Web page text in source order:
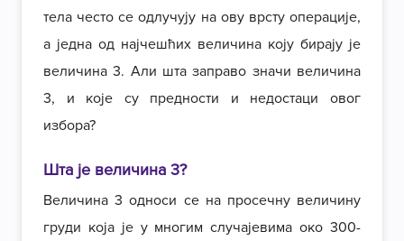
тела често се одлучују на ову врсту операције,
а једна од најчешћих величина коју бирају је
величина 3. Али шта заправо значи величина
3, и које су предности и недостаци овог
избора?
Шта је величина 3?
Величина 3 односи се на просечну величину
груди која је у многим случајевима око 300-